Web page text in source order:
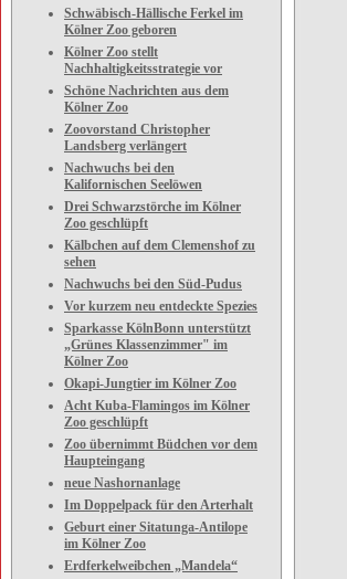
Schwäbisch-Hällische Ferkel im
Kölner Zoo geboren
Kölner Zoo stellt
Nachhaltigkeitsstrategie vor
Schöne Nachrichten aus dem
Kölner Zoo
Zoovorstand Christopher
Landsberg verlängert
Nachwuchs bei den
Kalifornischen Seelöwen
Drei Schwarzstörche im Kölner
Zoo geschlüpft
Kälbchen auf dem Clemenshof zu
sehen
Nachwuchs bei den Süd-Pudus
Vor kurzem neu entdeckte Spezies
Sparkasse KölnBonn unterstützt
„Grünes Klassenzimmer" im
Kölner Zoo
Okapi-Jungtier im Kölner Zoo
Acht Kuba-Flamingos im Kölner
Zoo geschlüpft
Zoo übernimmt Büdchen vor dem
Haupteingang
neue Nashornanlage
Im Doppelpack für den Arterhalt
Geburt einer Sitatunga-Antilope
im Kölner Zoo
Erdferkelweibchen „Mandela“